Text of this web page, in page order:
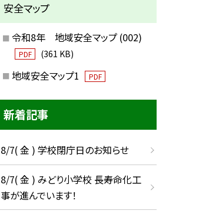
安全マップ
令和8年 地域安全マップ (002)
PDF (361 KB)
地域安全マップ1 PDF
新着記事
8/7( 金 ) 学校閉庁日のお知らせ
8/7( 金 ) みどり小学校 長寿命化工
事が進んでいます！